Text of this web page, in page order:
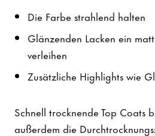
Die Farbe strahlend halten
Glänzenden Lacken ein
verleihen
Zusätzliche Highlights wie
Schnell trocknende Top Coats
außerdem die